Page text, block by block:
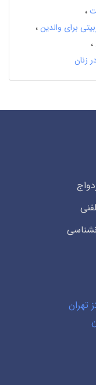
برای والدین
زنان
تهران